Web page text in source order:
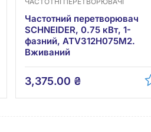
Частотний перетворювач
SCHNEIDER, 0.75 кВт, 1-
фазний, ATV312H075M2.
Вживаний
3,375.00 ₴